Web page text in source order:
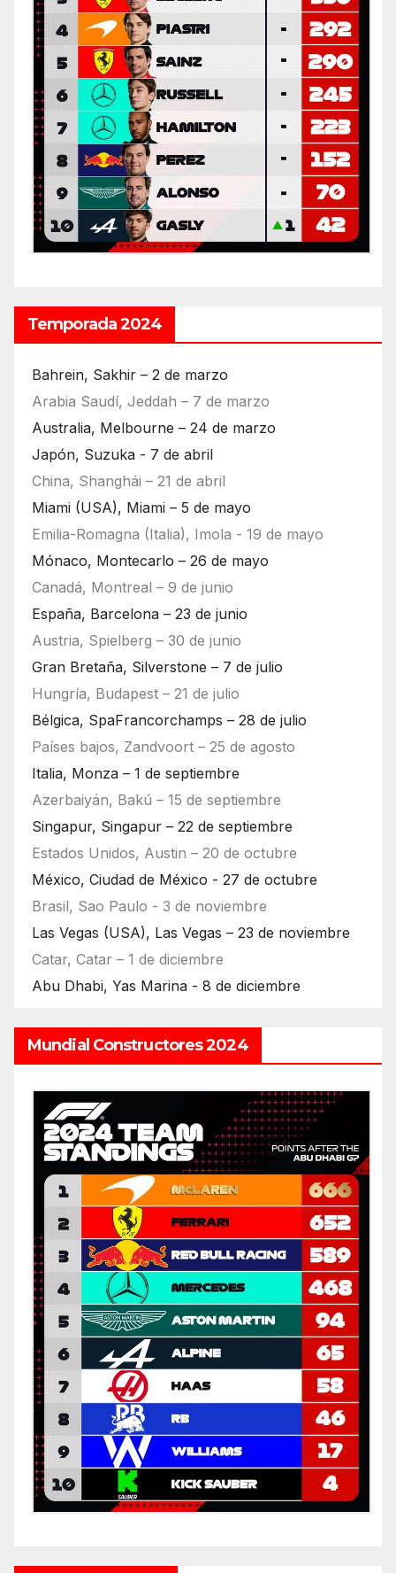
Temporada 2024
Bahrein, Sakhir – 2 de marzo
Arabia Saudí, Jeddah – 7 de marzo
Australia, Melbourne – 24 de marzo
Japón, Suzuka - 7 de abril
China, Shanghái – 21 de abril
Miami (USA), Miami – 5 de mayo
Emilia-Romagna (Italia), Imola - 19 de mayo
Mónaco, Montecarlo – 26 de mayo
Canadá, Montreal – 9 de junio
España, Barcelona – 23 de junio
Austria, Spielberg – 30 de junio
Gran Bretaña, Silverstone – 7 de julio
Hungría, Budapest – 21 de julio
Bélgica, SpaFrancorchamps – 28 de julio
Países bajos, Zandvoort – 25 de agosto
Italia, Monza – 1 de septiembre
Azerbaiyán, Bakú – 15 de septiembre
Singapur, Singapur – 22 de septiembre
Estados Unidos, Austin – 20 de octubre
México, Ciudad de México - 27 de octubre
Brasil, Sao Paulo - 3 de noviembre
Las Vegas (USA), Las Vegas – 23 de noviembre
Catar, Catar – 1 de diciembre
Abu Dhabi, Yas Marina - 8 de diciembre
Mundial Constructores 2024